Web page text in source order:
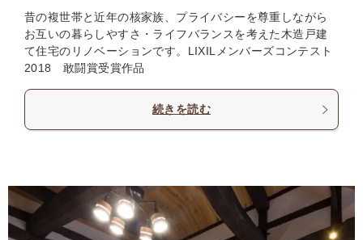
昔の複世帯と近年の核家族、プライバシーを尊重しながら
お互いの暮らしやすさ・ライフバランスを考えた木造戸建
て住宅のリノベーションです。LIXILメンバーズコンテスト
2018 敢闘賞受賞作品
続きを読む